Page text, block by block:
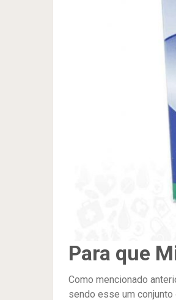
Para que
Como mencionado
sendo esse um